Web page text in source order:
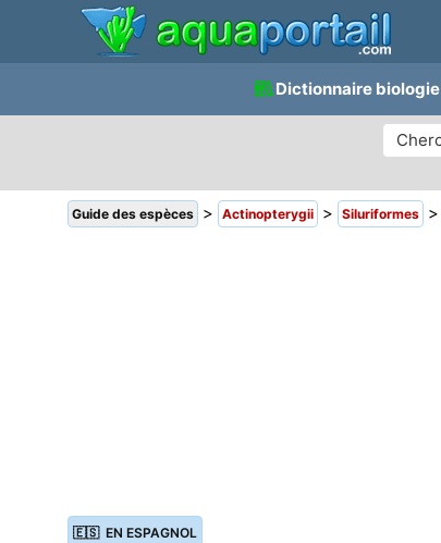
Dictionnaire biologie
Guide des espèces > Actinopterygii > Siluriformes >
🇪🇸 EN ESPAGNOL